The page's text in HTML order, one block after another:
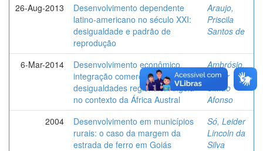
26-Aug-2013
Desenvolvimento dependente
latino-americano no século XXI:
desigualdade e padrão de
reprodução
Araujo,
Priscila
Santos de
6-Mar-2014
Desenvolvimento econômico,
integração comercial e
desigualdades regionais: Angola
no contexto da África Austral
Ambrósio,
Heitor
Simão
Afonso
2004
Desenvolvimento em municípios
rurais: o caso da margem da
estrada de ferro em Goiás
Só, Leider
Lincoln da
Silva